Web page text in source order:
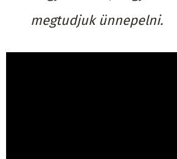
megtudjuk ünnepelni.